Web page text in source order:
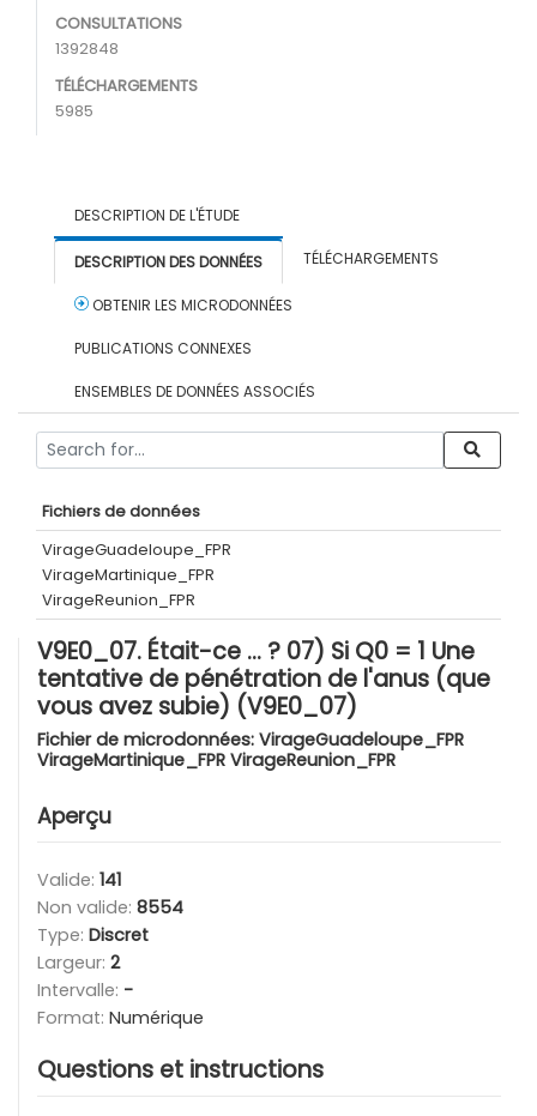
CONSULTATIONS
1392848
TÉLÉCHARGEMENTS
5985
DESCRIPTION DE L'ÉTUDE
DESCRIPTION DES DONNÉES TÉLÉCHARGEMENTS
OBTENIR LES MICRODONNÉES
PUBLICATIONS CONNEXES
ENSEMBLES DE DONNÉES ASSOCIÉS
Fichiers de données
VirageGuadeloupe_FPR
VirageMartinique_FPR
VirageReunion_FPR
V9E0_07. Était-ce … ? 07) Si Q0 = 1 Une
tentative de pénétration de l'anus (que
vous avez subie) (V9E0_07)
Fichier de microdonnées: VirageGuadeloupe_FPR
VirageMartinique_FPR VirageReunion_FPR
Aperçu
Valide: 141
Non valide: 8554
Type: Discret
Largeur: 2
Intervalle: -
Format: Numérique
Questions et instructions